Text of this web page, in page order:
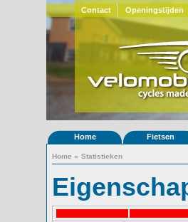
Contact Openingstijden
Home Fietsen
Home » Statistieken